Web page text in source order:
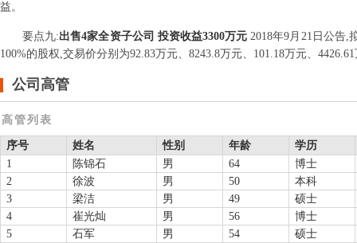
益。
要点九:出售4家全资子公司 投资收益3300万元2018年9月21日公告,
100%的股权,交易价分别为92.83万元、8243.8万元、101.18万元、
公司高管
高管列表
序号 姓名 性别 年龄
学历
1
陈锦石 男 64
博士
2
徐波 男 50
本科
3
梁洁 男 49
硕士
4
崔光灿 男 56
博士
5
石军 男 54
硕士